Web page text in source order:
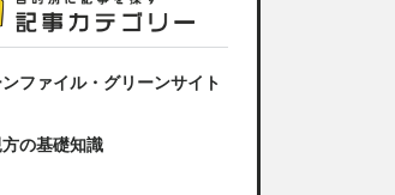
ファイル・グリーンサイト
の基礎知識